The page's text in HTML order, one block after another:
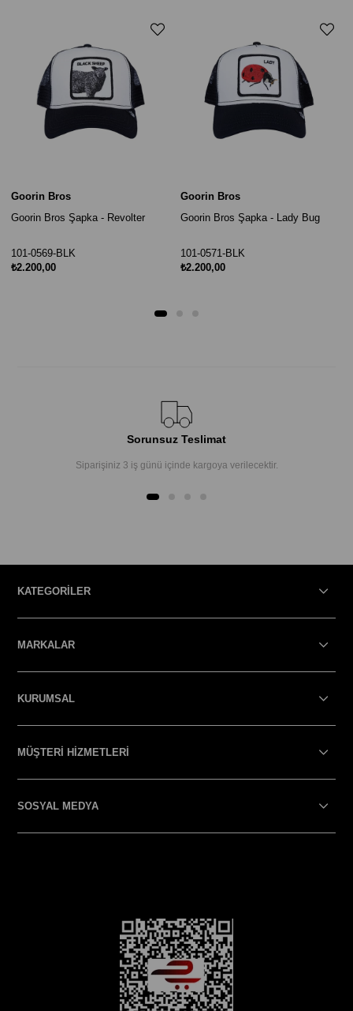
Goorin Bros
Goorin Bros Şapka - Revolter
101-0569-BLK
₺2.200,00
Goorin Bros
Goorin Bros Şapka - Lady Bug
101-0571-BLK
₺2.200,00
Sorunsuz Teslimat
Siparişiniz 3 iş günü içinde kargoya verilecektir.
KATEGORİLER
MARKALAR
KURUMSAL
MÜŞTERİ HİZMETLERİ
SOSYAL MEDYA